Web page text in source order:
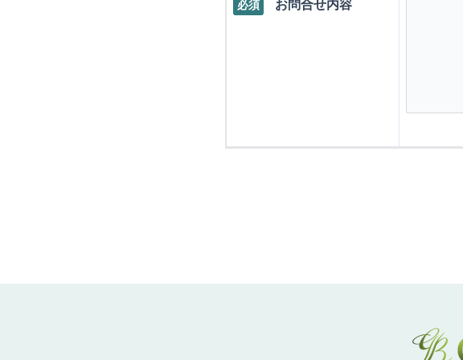
必須 お問合せ内容